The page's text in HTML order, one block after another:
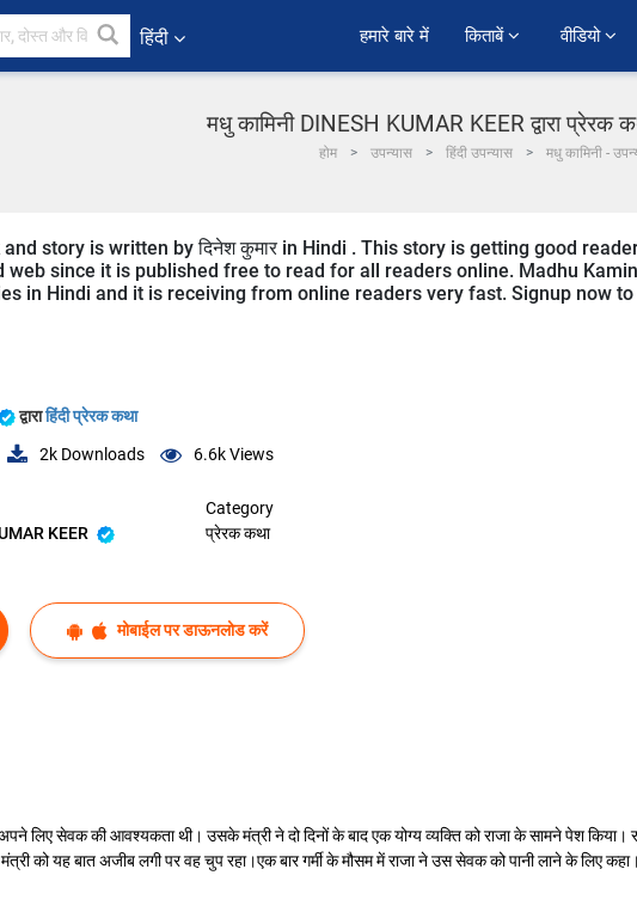
हिंदी हमारे बारे में किताबें वीडियो
मधु कामिनी DINESH KUMAR KEER द्वारा प्रेरक
होम उपन्यास हिंदी उपन्यास मधु कामिनी -
story is written by दिनेश कुमार in Hindi . This story is getting good
web since it is published free to read for all readers online. Madhu
in Hindi and it is receiving from online readers very fast. Signup now
द्वाराहिंदी प्रेरक कथा
2k Downloads 6.6kViews
KEER
Category
प्रेरक कथा
मोबाईल पर डाऊनलोड करें
लिए सेवक की आवश्यकता थी। उसके मंत्री ने दो दिनों के बाद एक योग्य व्यक्ति को राजा के सामने पेश किया।
को यह बात अजीब लगी पर वह चुप रहा।एक बार गर्मी के मौसम में राजा ने उस सेवक को पानी लाने के लिए